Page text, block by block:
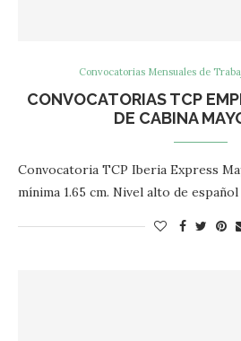
Convocatorias Mensuales de
CONVOCATORIAS TCP
DE CABINA
Convocatoria TCP Iberia Express
mínima 1.65 cm. Nivel alto de